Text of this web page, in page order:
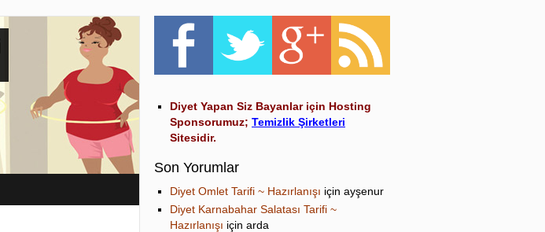
Diyet Yapan Siz Bayanlar için Hosting
Sponsorumuz; Temizlik Şirketleri
Sitesidir.
Son Yorumlar
Diyet Omlet Tarifi ~ Hazırlanışı için ayşenur
Diyet Karnabahar Salatası Tarifi ~
Hazırlanışı için arda